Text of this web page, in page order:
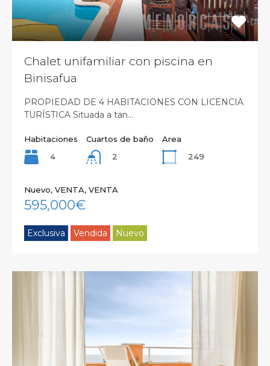
Chalet unifamiliar con piscina en
Binisafua
PROPIEDAD DE 4 HABITACIONES CON LICENCIA
TURÍSTICA Situada a tan…
Habitaciones
4
Cuartos de baño
2
Area
249
Nuevo, VENTA, VENTA
595,000€
Exclusiva Vendida Nuevo